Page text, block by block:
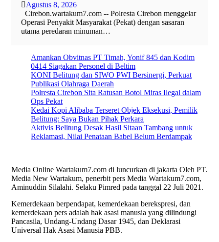
Agustus 8, 2026
Cirebon.wartakum7.com -- Polresta Cirebon menggelar
Operasi Penyakit Masyarakat (Pekat) dengan sasaran
utama peredaran minuman…
Amankan Obvitnas PT Timah, Yonif 845 dan Kodim
0414 Siagakan Personel di Beltim
KONI Belitung dan SIWO PWI Bersinergi, Perkuat
Publikasi Olahraga Daerah
Polresta Cirebon Sita Ratusan Botol Miras Ilegal dalam
Ops Pekat
Kedai Kopi Alibaba Terseret Objek Eksekusi, Pemilik
Belitung: Saya Bukan Pihak Perkara
Aktivis Belitung Desak Hasil Sitaan Tambang untuk
Reklamasi, Nilai Penataan Babel Belum Berdampak
Media Online Wartakum7.com di luncurkan di jakarta Oleh PT.
Media New Wartakum, penerbit pers Media Wartakum7.com,
Aminuddin Silalahi. Selaku Pimred pada tanggal 22 Juli 2021.
Kemerdekaan berpendapat, kemerdekaan berekspresi, dan
kemerdekaan pers adalah hak asasi manusia yang dilindungi
Pancasila, Undang-Undang Dasar 1945, dan Deklarasi
Universal Hak Asasi Manusia PBB.